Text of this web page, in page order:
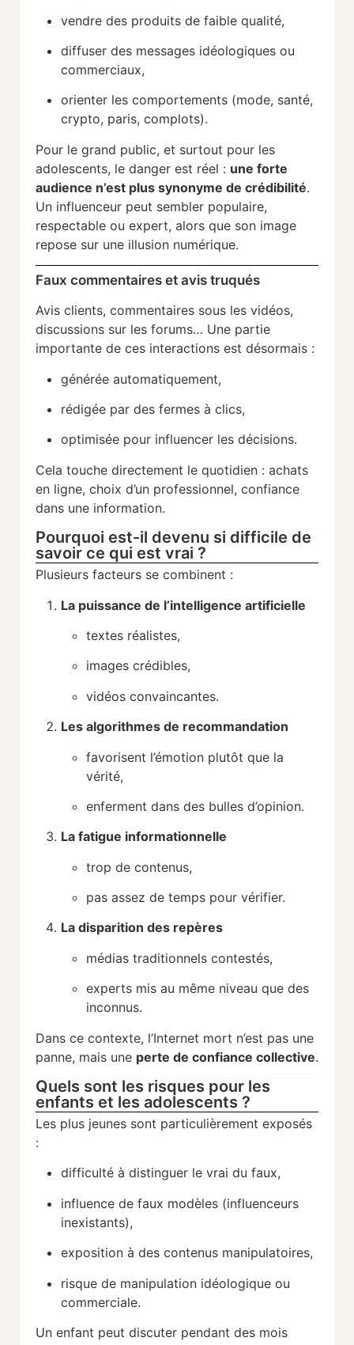
vendre des produits de faible qualité,
diffuser des messages idéologiques ou
commerciaux,
orienter les comportements (mode, santé,
crypto, paris, complots).
Pour le grand public, et surtout pour les
adolescents, le danger est réel : une forte
audience n’est plus synonyme de crédibilité.
Un influenceur peut sembler populaire,
respectable ou expert, alors que son image
repose sur une illusion numérique.
Faux commentaires et avis truqués
Avis clients, commentaires sous les vidéos,
discussions sur les forums… Une partie
importante de ces interactions est désormais :
générée automatiquement,
rédigée par des fermes à clics,
optimisée pour influencer les décisions.
Cela touche directement le quotidien : achats
en ligne, choix d’un professionnel, confiance
dans une information.
Pourquoi est-il devenu si difficile de
savoir ce qui est vrai ?
Plusieurs facteurs se combinent :
La puissance de l’intelligence artificielle
textes réalistes,
images crédibles,
vidéos convaincantes.
Les algorithmes de recommandation
favorisent l’émotion plutôt que la
vérité,
enferment dans des bulles d’opinion.
La fatigue informationnelle
trop de contenus,
pas assez de temps pour vérifier.
La disparition des repères
médias traditionnels contestés,
experts mis au même niveau que des
inconnus.
Dans ce contexte, l’Internet mort n’est pas une
panne, mais une perte de confiance collective.
Quels sont les risques pour les
enfants et les adolescents ?
Les plus jeunes sont particulièrement exposés
:
difficulté à distinguer le vrai du faux,
influence de faux modèles (influenceurs
inexistants),
exposition à des contenus manipulatoires,
risque de manipulation idéologique ou
commerciale.
Un enfant peut discuter pendant des mois